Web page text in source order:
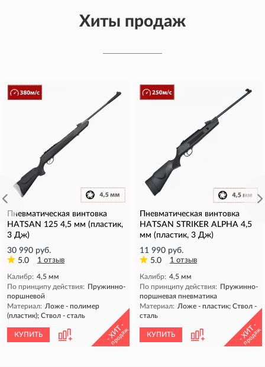
Хиты продаж
Пневматическая винтовка
HATSAN 125 4,5 мм (пластик,
3 Дж)
30 990 руб.
5.0
1 отзыв
Калибр: 4,5 мм
По принципу действия: Пружинно-
поршневой
Материал: Ложе - полимер
(пластик); Ствол - сталь
КУПИТЬ - ХИТ -
продаж
Пневматическая винтовка
HATSAN STRIKER ALPHA 4,5
мм (пластик, 3 Дж)
11 990 руб.
5.0
1 отзыв
Калибр: 4,5 мм
По принципу действия: Пружинно-
поршневая пневматика
Материал: Ложе - пластик; Ствол -
сталь
КУПИТЬ - ХИТ -
продаж